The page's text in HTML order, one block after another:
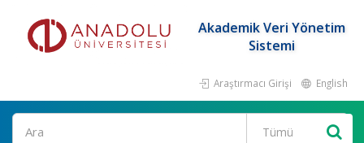
Akademik Veri Yönetim
Sistemi
Araştırmacı Girişi English
Ara